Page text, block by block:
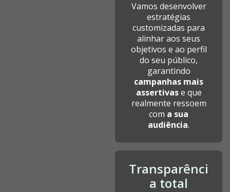
Vamos desenvolver
estratégias
customizadas para
alinhar aos seus
objetivos e ao perfil
do seu público,
garantindo
campanhas mais
assertivase que
realmente ressoem
com a sua
audiência.
Transparênci
a total